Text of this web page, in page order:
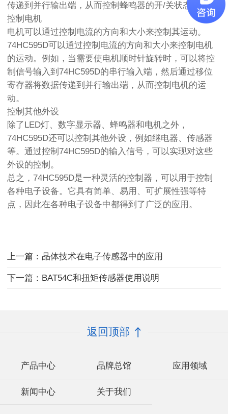
传递到并行输出端，从而控制蜂鸣器的开/关状态。
控制电机
电机可以通过控制电流的方向和大小来控制其运动。
74HC595D可以通过控制电流的方向和大小来控制电机
的运动。例如，当需要使电机顺时针旋转时，可以将控
制信号输入到74HC595D的串行输入端，然后通过移位
寄存器将数据传递到并行输出端，从而控制电机的运
动。
控制其他外设
除了LED灯、数字显示器、蜂鸣器和电机之外，
74HC595D还可以控制其他外设，例如继电器、传感器
等。通过控制74HC595D的输入信号，可以实现对这些
外设的控制。
总之，74HC595D是一种灵活的控制器，可以用于控制
各种电子设备。它具有简单、易用、可扩展性强等特
点，因此在各种电子设备中都得到了广泛的应用。
上一篇：晶体技术在电子传感器中的应用
下一篇：BAT54C和扭矩传感器使用说明
返回顶部
产品中心 品牌总馆 应用领域
新闻中心 关于我们